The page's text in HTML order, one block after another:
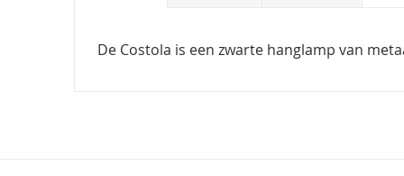
De Costola is een zwarte hanglamp van